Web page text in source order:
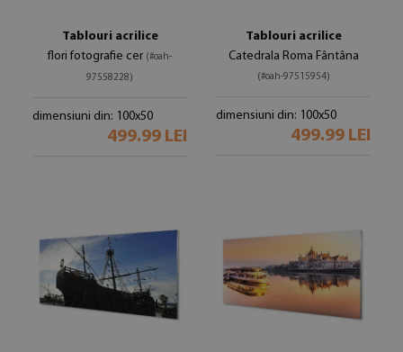
Tablouri acrilice
flori fotografie cer (#oah-
97558228)
dimensiuni din: 100x50
499.99 LEI
Tablouri acrilice
Catedrala Roma Fântâna
(#oah-97515954)
dimensiuni din: 100x50
499.99 LEI